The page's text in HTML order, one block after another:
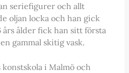
seriefigurer och allt
oljan locka och han gick
års ålder fick han sitt första
gammal skitig vask.
i Malmö och